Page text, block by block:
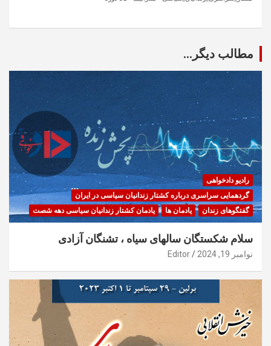
مطالب دیگر...
رادیو دادخواهی
گردهمایی سراسری درباره کشتار زندانیان سیاسی در ایران
گفتگوهای زندان
یادمان ها یادمان کشتار زندانیان سیاسی دهه شصت
سلام شکستگان سالهای سیاه ، تشنگان آزادی
نوامبر 19, 2024 Editor